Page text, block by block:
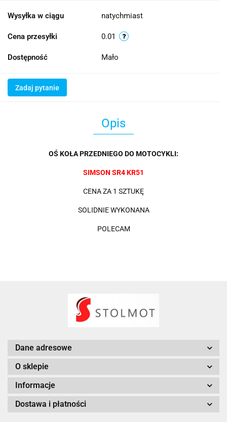
Wysyłka w ciągu natychmiast
Cena przesyłki 0.01
Dostępność Mało
Zadaj pytanie
Opis
OŚ KOŁA PRZEDNIEGO DO MOTOCYKLI:
SIMSON SR4 KR51
CENA ZA 1 SZTUKĘ
SOLIDNIE WYKONANA
POLECAM
Dane adresowe
O sklepie
Informacje
Dostawa i płatności